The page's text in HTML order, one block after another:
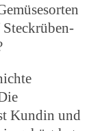
Kundin und